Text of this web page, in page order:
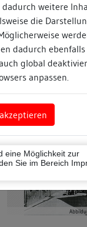
weitere
die
dadurch ebenfalls
global
anpassen.
eine Möglichkeit zur
Sie im Bereich